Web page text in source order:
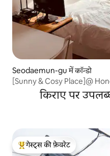
Seodaemun-gu में कॉन्डो
[Sunny & Cosy Place]@
किराए पर
गेस्ट्स का टॉप फ़ेवरेट
गेस्ट्स की फ़ेवरेट